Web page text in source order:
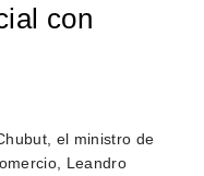
con
el ministro de
Leandro